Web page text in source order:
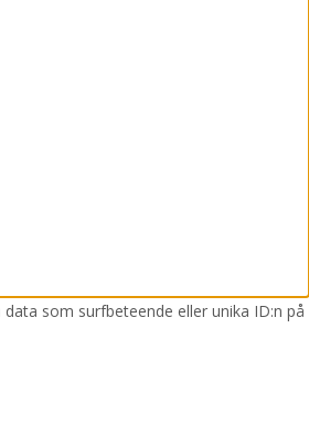
som surfbeteende eller unika ID:n på